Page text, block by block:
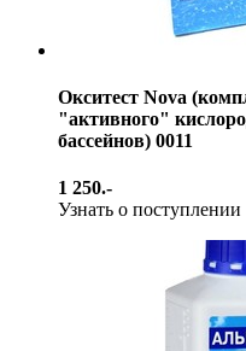
Окситест Nova
"активного"
бассейнов) 0011
1 250.-
Узнать о поступлении